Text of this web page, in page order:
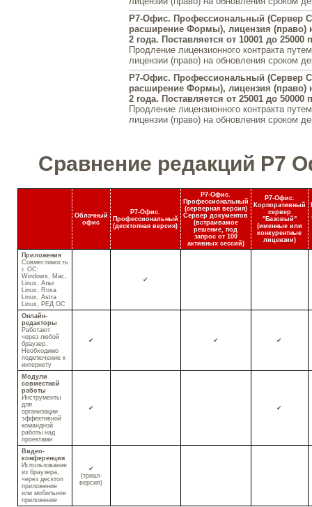
Р7-Офис. Профессиональный (Сервер
расширение Формы), лицензия (право)
2 года. Поставляется от 10001 до 25000
Продление лицензионного контракта
лицензии (право) на обновления сроком
Р7-Офис. Профессиональный (Сервер
расширение Формы), лицензия (право)
2 года. Поставляется от 25001 до 50000
Продление лицензионного контракта
лицензии (право) на обновления сроком
Сравнение редакций Р7
Облачный
офис
Р7-Офис.
Профессиональный
(десктопная версия)
Р7-Офис.
Профессиональный
(серверная версия)
Сервер документов
(встраивамое
решение, под
запрос от 100
активных сессий)
Р7-Офис.
Корпоративный
сервер
"Базовый"
(именные или
конкурентные
лицензии)
Приложения
Совместимость
с ОС:
Windows, Mac,
Linux, Альт
Linux, Rosa
Linux, Astra
Linux, РЕД ОС
✔
Онлайн-
редакторы
Работают
через любой
браузер.
Необходимо
подключение к
интернету
✔ ✔ ✔
Модули
совместной
работы
Инструменты
для
организации
эффективной
командной
работы над
проектами
✔ ✔
Видео-
конференция
Использование
из браузера,
через десктоп
приложение
или мобильное
приложение
✔
(триал-
версия)